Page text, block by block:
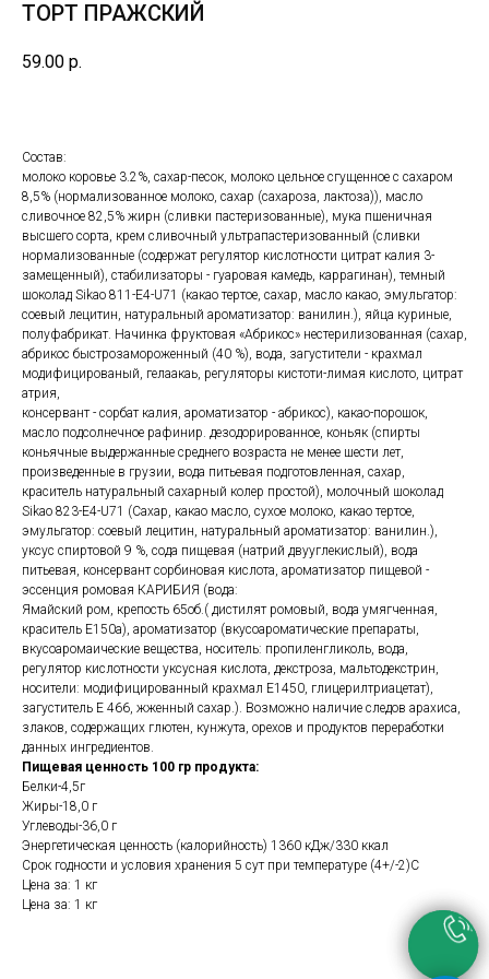
ТОРТ ПРАЖСКИЙ
59.00 р.
Состав:
молоко коровье 3.2%, сахар-песок, молоко цельное сгущенное с сахаром
8,5% (нормализованное молоко, сахар (сахароза, лактоза)), масло
сливочное 82,5% жирн (сливки пастеризованные), мука пшеничная
высшего сорта, крем сливочный ультрапастеризованный (сливки
нормализованные (содержат регулятор кислотности цитрат калия 3-
замещенный), стабилизаторы - гуаровая камедь, каррагинан), темный
шоколад Sikao 811-E4-U71 (какао тертое, сахар, масло какао, эмульгатор:
соевый лецитин, натуральный ароматизатор: ванилин.), яйца куриные,
полуфабрикат. Начинка фруктовая «Абрикос» нестерилизованная (сахар,
абрикос быстрозамороженный (40 %), вода, загустители - крахмал
модифицированый, гелаакаь, регуляторы кистоти-лимая кислото, цитрат
атрия,
консервант - сорбат калия, ароматизатор - абрикос), какао-порошок,
масло подсолнечное рафинир. дезодорированное, коньяк (спирты
коньячные выдержанные среднего возраста не менее шести лет,
произведенные в грузии, вода питьевая подготовленная, сахар,
краситель натуральный сахарный колер простой), молочный шоколад
Sikao 823-E4-U71 (Сахар, какао масло, сухое молоко, какао тертое,
эмульгатор: соевый лецитин, натуральный ароматизатор: ванилин.),
уксус спиртовой 9 %, сода пищевая (натрий двууглекислый), вода
питьевая, консервант сорбиновая кислота, ароматизатор пищевой -
эссенция ромовая КАРИБИЯ (вода:
Ямайский ром, крепость 65об.( дистилят ромовый, вода умягченная,
краситель E150а), ароматизатор (вкусоароматические препараты,
вкусоаромаические вещества, носитель: пропиленгликоль, вода,
регулятор кислотности уксусная кислота, декстроза, мальтодекстрин,
носители: модифицированный крахмал Е1450, глицерилтриацетат),
загуститель Е 466, жженный сахар.). Возможно наличие следов арахиса,
злаков, содержащих глютен, кунжута, орехов и продуктов переработки
данных ингредиентов.
Пищевая ценность 100 гр продукта:
Белки-4,5г
Жиры-18,0 г
Углеводы-36,0 г
Энергетическая ценность (калорийность) 1360 кДж/330 ккал
Срок годности и условия хранения 5 сут при температуре (4+/-2)С
Цена за: 1 кг
Цена за: 1 кг